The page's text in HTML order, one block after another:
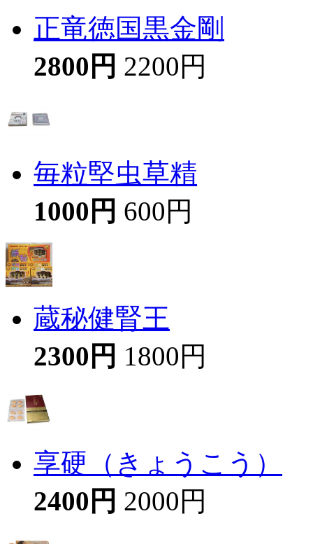
正竜徳国黒金剛
2800円 2200円
毎粒堅虫草精
1000円 600円
蔵秘健腎王
2300円 1800円
享硬（きょうこう）
2400円 2000円